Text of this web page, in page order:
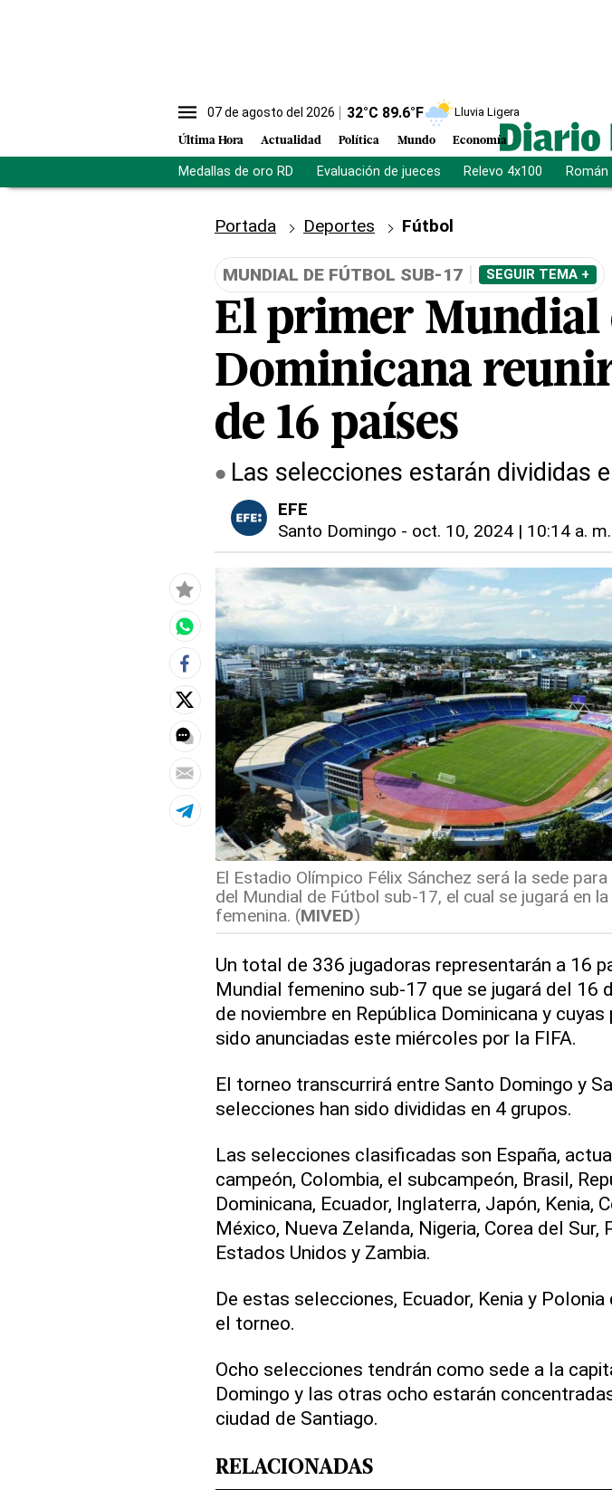
07 de agosto del 2026 32°C 89.6°F Lluvia Ligera
Última Hora Actualidad Política Mundo Economía
Medallas de oro RD Evaluación de jueces Relevo 4x100
Portada Deportes Fútbol
MUNDIAL DE FÚTBOL SUB-17 SEGUIR TEMA +
El primer Mundial
Dominicana
de 16 países
Las selecciones estarán divididas
EFE
Santo Domingo - oct. 10, 2024 | 10:14 a. m.
El Estadio Olímpico Félix Sánchez será la sede
del Mundial de Fútbol sub-17, el cual se jugará en
femenina. (MIVED)
Un total de 336 jugadoras representarán a 16
Mundial femenino sub-17 que se jugará del 16
de noviembre en República Dominicana y
sido anunciadas este miércoles por la FIFA.
El torneo transcurrirá entre Santo Domingo y
selecciones han sido divididas en 4 grupos.
Las selecciones clasificadas son España,
campeón, Colombia, el subcampeón, Brasil,
Dominicana, Ecuador, Inglaterra, Japón, Kenia,
México, Nueva Zelanda, Nigeria, Corea del Sur,
Estados Unidos y Zambia.
De estas selecciones, Ecuador, Kenia y Polonia
el torneo.
Ocho selecciones tendrán como sede a la
Domingo y las otras ocho estarán
ciudad de Santiago.
RELACIONADAS